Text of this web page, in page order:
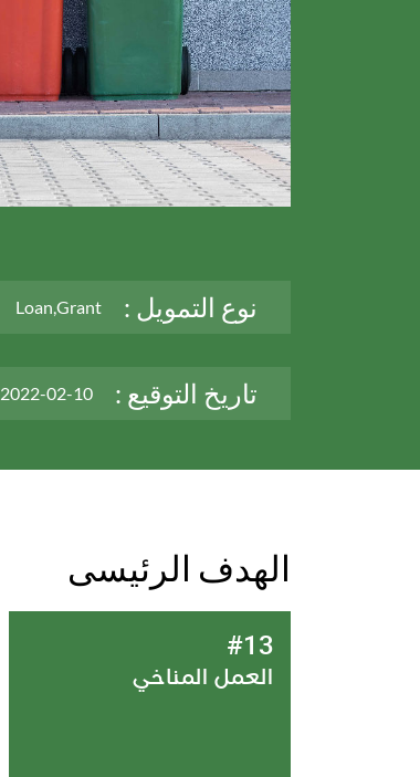
نوع التمويل : Loan,Grant
تاريخ التوقيع : 2022-02-10
الهدف الرئيسى
#13
العمل المناخي